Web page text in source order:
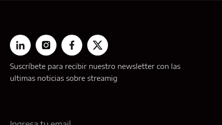
Suscríbete para recibir nuestro newsletter con las
ultimas noticias sobre streamig